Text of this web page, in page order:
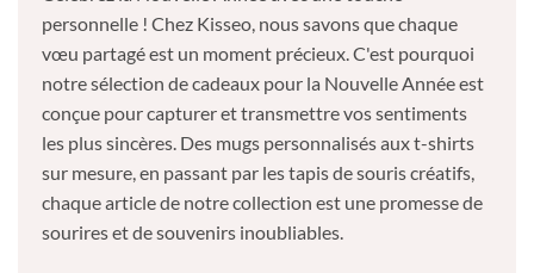
personnelle ! Chez Kisseo, nous savons que chaque
vœu partagé est un moment précieux. C'est pourquoi
notre sélection de cadeaux pour la Nouvelle Année est
conçue pour capturer et transmettre vos sentiments
les plus sincères. Des mugs personnalisés aux t-shirts
sur mesure, en passant par les tapis de souris créatifs,
chaque article de notre collection est une promesse de
sourires et de souvenirs inoubliables.